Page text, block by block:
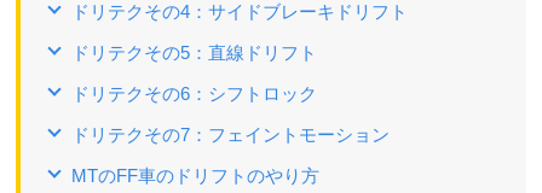
ドリテクその4：サイドブレーキドリフト
ドリテクその5：直線ドリフト
ドリテクその6：シフトロック
ドリテクその7：フェイントモーション
MTのFF車のドリフトのやり方